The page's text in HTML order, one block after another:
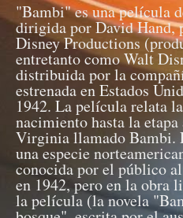
"Bambi" es una película
dirigida por David Hand,
Disney Productions
entretanto como Walt
distribuida por la
estrenada en Estados
1942. La película relata
nacimiento hasta la
Virginia llamado Bambi.
una especie
conocida por el público
en 1942, pero en la obra
la película (la novela